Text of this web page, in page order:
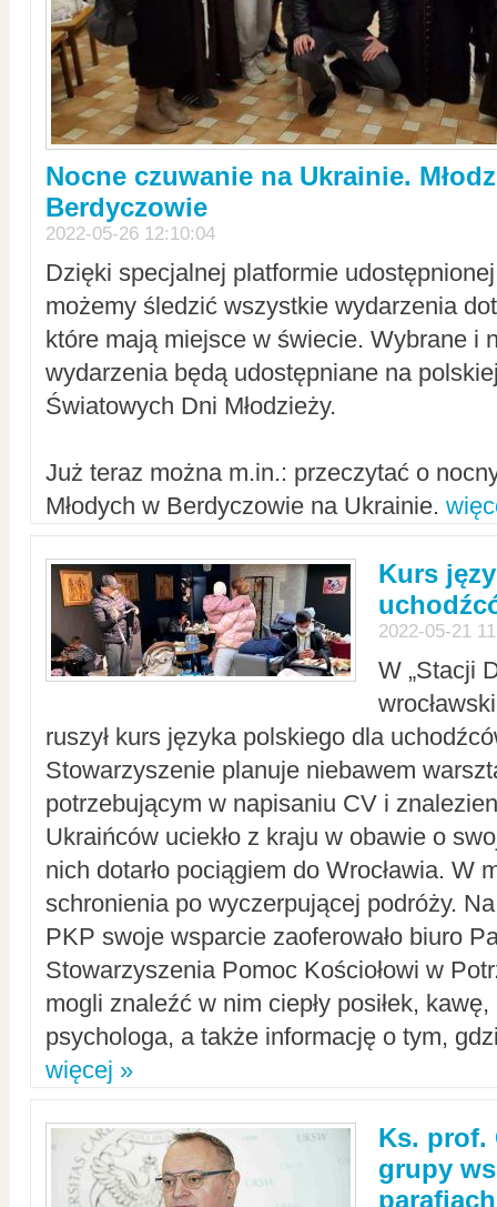
Nocne czuwanie na Ukrainie.
Berdyczowie
2022-05-26 12:10:04
Dzięki specjalnej platformie
możemy śledzić wszystkie wydarzenia
które mają miejsce w świecie. Wybrane i
wydarzenia będą udostępniane na
Światowych Dni Młodzieży.
Już teraz można m.in.: przeczytać o
Młodych w Berdyczowie na Ukrainie.
Kurs
2022-05-21
W „Stacji
ruszył kurs języka polskiego dla
Stowarzyszenie planuje niebawem
potrzebującym w napisaniu CV i
Ukraińców uciekło z kraju w obawie o
nich dotarło pociągiem do Wrocławia. W
schronienia po wyczerpującej podróży.
PKP swoje wsparcie zaoferowało biuro
Stowarzyszenia Pomoc Kościołowi w
mogli znaleźć w nim ciepły posiłek,
psychologa, a także informację o tym,
więcej »
Ks. prof.
grupy
parafiach